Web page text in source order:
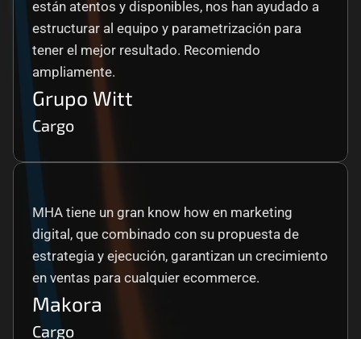
están atentos y disponibles, nos han ayudado a
estructurar al equipo y parametrización para
tener el mejor resultado. Recomiendo
ampliamente.
Grupo Witt
Cargo
MHA tiene un gran know how en marketing
digital, que combinado con su propuesta de
estrategia y ejecución, garantizan un crecimiento
en ventas para cualquier ecommerce.
Makora
Cargo